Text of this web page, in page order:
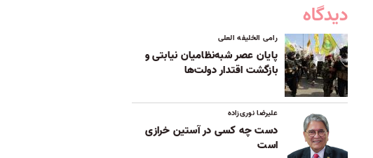
دیدگاه
رامی الخلیفه العلی
پایان عصر شبه‌نظامیان نیابتی و
بازگشت اقتدار دولت‌ها
علیرضا نوری‌زاده
دست چه کسی در آستین خرازی
است